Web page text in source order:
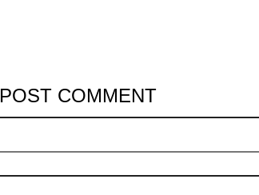
POST COMMENT